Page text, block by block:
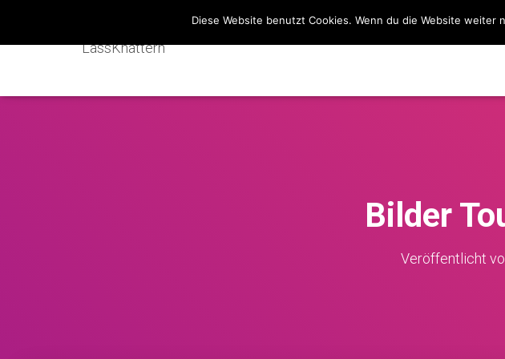
LassKnattern
SIMSONBLOG
Bilder
Veröffentlicht
Diese Website benutzt Cookies. Wenn du die Website